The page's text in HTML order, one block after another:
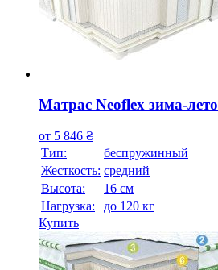
Матрас Neoflex зима-лето
от 5 846 ₴
Тип:
беспружинный
Жесткость: средний
Высотa:
16 см
Нагрузка:
до 120 кг
Купить